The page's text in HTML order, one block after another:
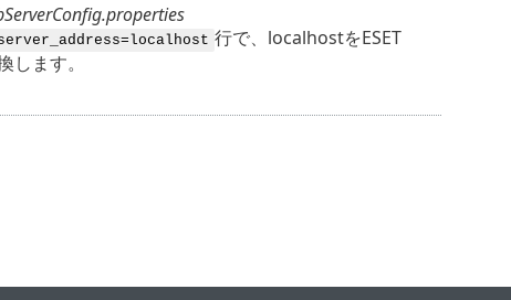
行で、localhostをESET
ます。